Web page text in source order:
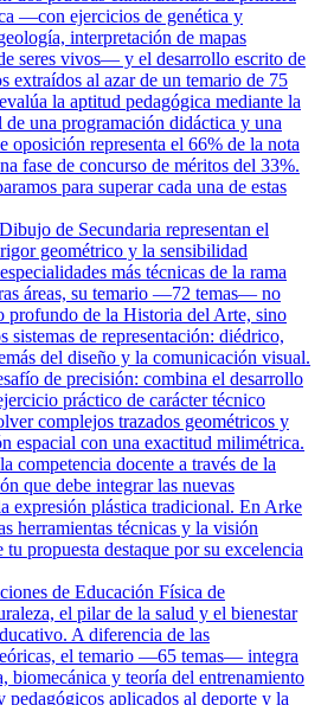
—con ejercicios de genética y
interpretación de mapas
seres vivos— y el desarrollo escrito de
extraídos al azar de un temario de 75
la aptitud pedagógica mediante la
de una programación didáctica y una
oposición representa el 66% de la nota
fase de concurso de méritos del 33%.
para superar cada una de estas
de Secundaria representan el
geométrico y la sensibilidad
más técnicas de la rama
áreas, su temario —72 temas— no
profundo de la Historia del Arte, sino
sistemas de representación: diédrico,
del diseño y la comunicación visual.
de precisión: combina el desarrollo
práctico de carácter técnico
complejos trazados geométricos y
espacial con una exactitud milimétrica.
competencia docente a través de la
que debe integrar las nuevas
expresión plástica tradicional. En Arke
herramientas técnicas y la visión
tu propuesta destaque por su excelencia
de Educación Física de
el pilar de la salud y el bienestar
A diferencia de las
el temario —65 temas— integra
biomecánica y teoría del entrenamiento
pedagógicos aplicados al deporte y la